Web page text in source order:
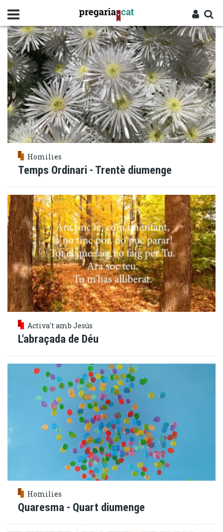
contingut
Entra
Cercador
PERDÓ
Homilies
Temps Ordinari - Trentè diumenge
Activa't amb Jesús
L'abraçada de Déu
Homilies
Quaresma - Quart diumenge